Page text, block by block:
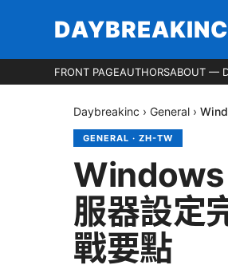
DAYBREAKINC
FRONT PAGEAUTHORSABOUT —
Daybreakinc › General ›
GENERAL · ZH-TW
Windows
服器設定
戰要點